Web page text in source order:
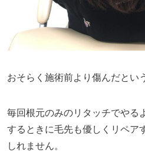
おそらく施術前より傷んだとい
毎回根元のみのリタッチでやる
するときに毛先も優しくリペア
しれません。